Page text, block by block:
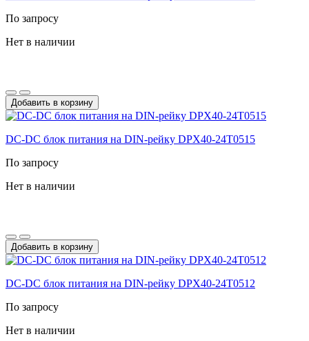
По запросу
Нет в наличии
Добавить в корзину
DC-DС блок питания на DIN-рейку DPX40-24T0515
По запросу
Нет в наличии
Добавить в корзину
DC-DС блок питания на DIN-рейку DPX40-24T0512
По запросу
Нет в наличии